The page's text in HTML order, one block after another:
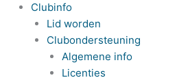
Clubinfo
Lid worden
Clubondersteuning
Algemene info
Licenties